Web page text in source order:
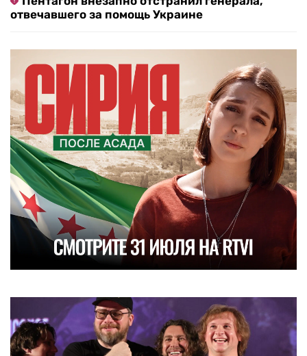
отвечавшего за помощь Украине